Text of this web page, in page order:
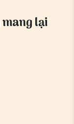
lại